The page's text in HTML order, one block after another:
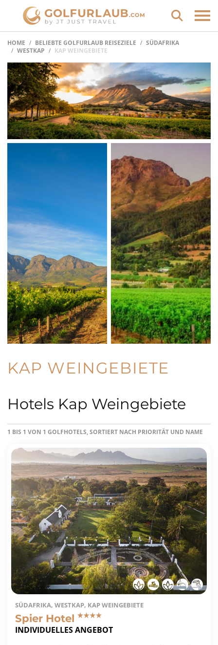
HOME BELIEBTE GOLFURLAUB REISEZIELE
SÜDAFRIKA
WESTKAP
KAP WEINGEBIETE
KAP WEINGEBIETE
Hotels Kap Weingebiete
1 BIS 1 VON 1 GOLFHOTELS, SORTIERT NACH PRIORITÄT UND NAME
SÜDAFRIKA, WESTKAP, KAP WEINGEBIETE
Spier Hotel
INDIVIDUELLES ANGEBOT